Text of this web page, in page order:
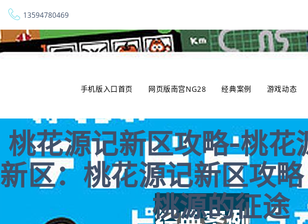
13594780469
手机版入口首页 网页版南宫NG28 经典案例 游戏动态
桃花源记新区攻略-桃花
新区：桃花源记新区攻
桃源的征途